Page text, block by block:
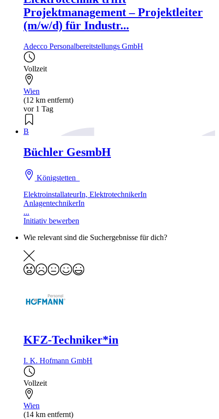
Projektmanagement – Projektleiter
(m/w/d) für Industr...
Adecco Personalbereitstellungs GmbH
Vollzeit
Wien
(12 km entfernt)
vor 1 Tag
B
Büchler GesmbH
Königstetten
ElektroinstallateurIn, ElektrotechnikerIn
AnlagentechnikerIn
...
Initiativ bewerben
Wie relevant sind die Suchergebnisse für dich?
KFZ-Techniker*in
I. K. Hofmann GmbH
Vollzeit
Wien
(14 km entfernt)